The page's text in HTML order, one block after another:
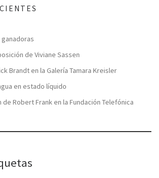
de Viviane Sassen
Brandt en la Galería Tamara Kreisler
en estado líquido
de Robert Frank en la Fundación Telefónica